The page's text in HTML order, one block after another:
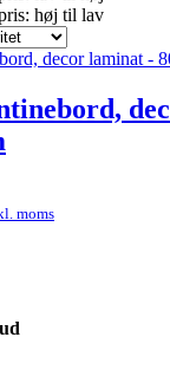
høj til lav
moms